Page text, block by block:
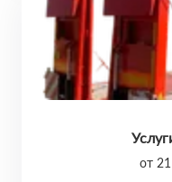
от